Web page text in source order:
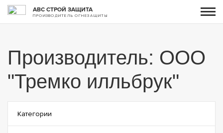
АВС СТРОЙ ЗАЩИТА
ПРОИЗВОДИТЕЛЬ ОГНЕЗАЩИТЫ
Производитель: ООО
"Тремко илльбрук"
Категории